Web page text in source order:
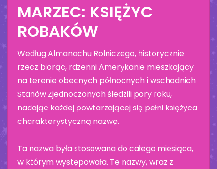
MARZEC: KSIĘŻYC
ROBAKÓW
Według Almanachu Rolniczego, historycznie
rzecz biorąc, rdzenni Amerykanie mieszkający
na terenie obecnych północnych i wschodnich
Stanów Zjednoczonych śledzili pory roku,
nadając każdej powtarzającej się pełni księżyca
charakterystyczną nazwę.
Ta nazwa była stosowana do całego miesiąca,
w którym występowała. Te nazwy, wraz z